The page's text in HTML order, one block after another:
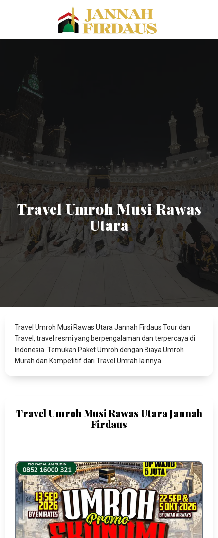
Travel Umroh Musi Rawas
Utara
Travel Umroh Musi Rawas Utara Jannah Firdaus Tour dan
Travel, travel resmi yang berpengalaman dan terpercaya di
Indonesia. Temukan Paket Umroh dengan Biaya Umroh
Murah dan Kompetitif dari Travel Umrah lainnya.
Travel Umroh Musi Rawas Utara Jannah
Firdaus